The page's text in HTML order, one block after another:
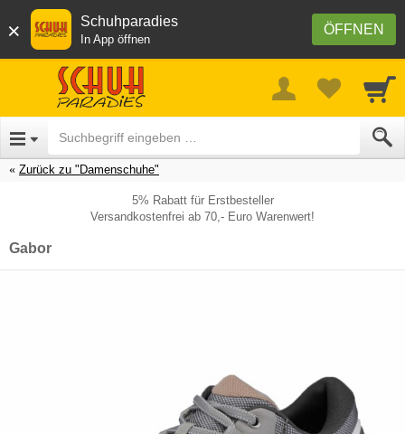
× ÖFFNEN
Schuhparadies
In App öffnen
Zurück zu "Damenschuhe"
5% Rabatt für Erstbesteller
Versandkostenfrei ab 70,- Euro Warenwert!
Gabor